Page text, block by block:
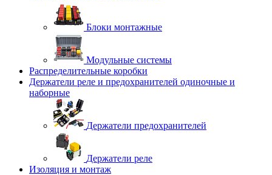
Блоки монтажные
Модульные системы
Распределительные коробки
Держатели реле и предохранителей одиночные и
наборные
Держатели предохранителей
Держатели реле
Изоляция и монтаж